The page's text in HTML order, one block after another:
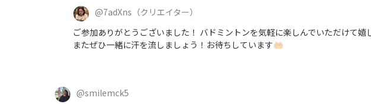
@7adXns （クリエイター）
ご参加ありがとうございました！ バドミントンを気軽に楽しんでいただけて
またぜひ一緒に汗を流しましょう！お待ちしています🤲🏻
@smilemck5